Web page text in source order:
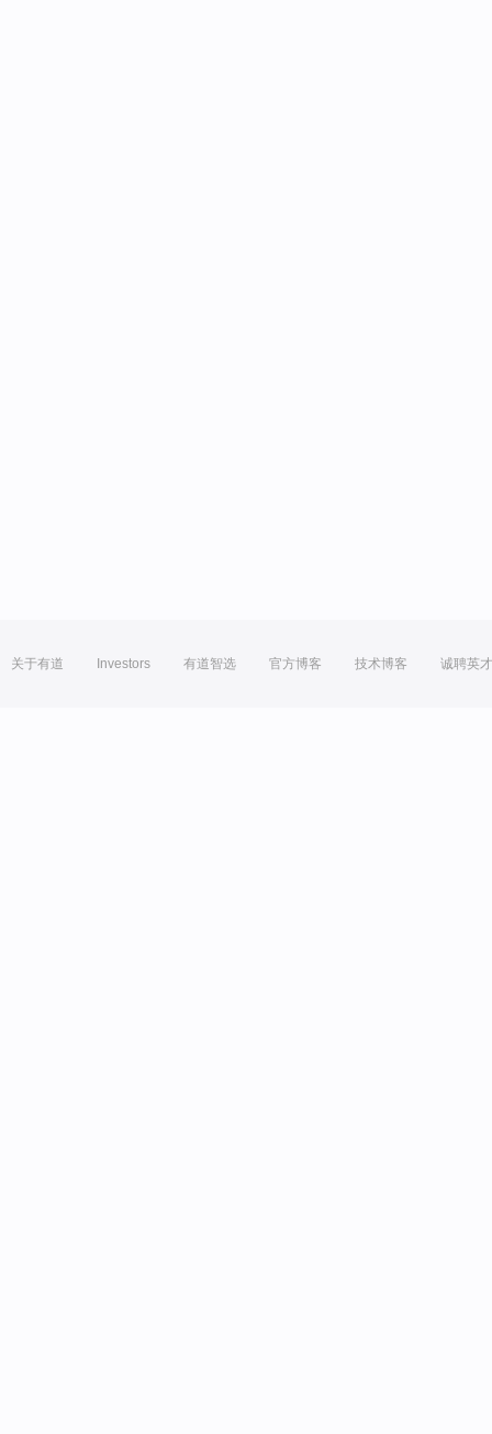
关于有道 Investors 有道智选 官方博客 技术博客 诚聘英才